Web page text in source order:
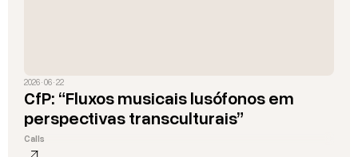
2026 · 06 · 22
CfP: “Fluxos musicais lusófonos em
perspectivas transculturais”
Calls